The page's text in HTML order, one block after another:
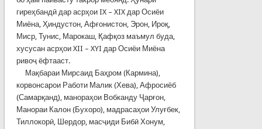
гиреҳбандӣ дар асрҳои IX – XIX дар Осиёи
Миёна, Ҳиндустон, Афғонистон, Эрон, Ироқ,
Миср, Тунис, Марокаш, Қафқоз маъмул буда,
хусусан асрҳои XII – XYI дар Осиёи Миёна
ривоҷ ёфтааст.
Мақбараи Мирсаид Баҳром (Кармина),
корвонсарои Работи Малик (Хева), Афросиёб
(Самарқанд), манораҳои Вобканду Ҷарғон,
Манораи Калон (Бухоро), мадрасаҳои Улуғбек,
Тиллокорӣ, Шердор, масҷиди Бибӣ Хонум,